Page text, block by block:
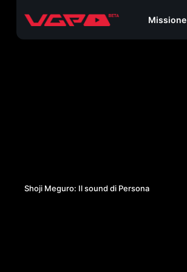
Missione
Shoji Meguro: Il sound di Persona